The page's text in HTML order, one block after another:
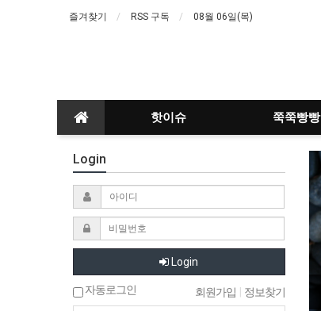
즐겨찾기 RSS 구독 08월 06일(목)
핫이슈 쭉쭉빵빵
Login
Login
자동로그인 회원가입 정보찾기